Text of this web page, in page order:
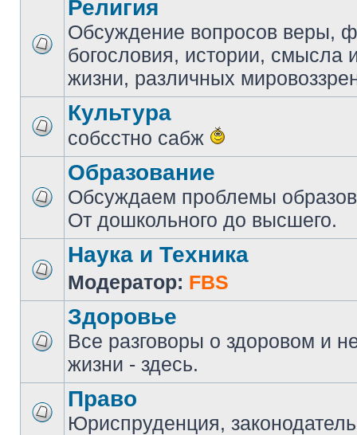
Религия
Обсуждение вопросов веры,
богословия, истории, смысла
жизни, различных
Культура
собсстно сабж
Образование
Обсуждаем проблемы
От дошкольного до высшего.
Наука и Техника
Модератор: FBS
Здоровье
Все разговоры о здоровом и
жизни - здесь.
Право
Юриспруденция,